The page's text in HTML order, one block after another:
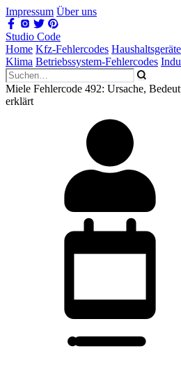
Impressum Über uns
Studio Code
Home Kfz-Fehlercodes
Klima Betriebssystem-Fehlercodes
Miele Fehlercode 492: Ursache,
erklärt